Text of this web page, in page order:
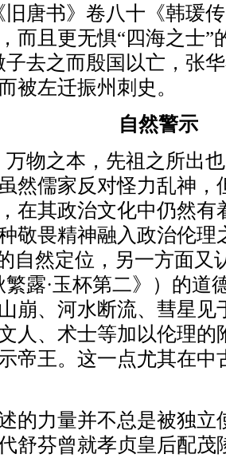
旧唐书》卷八十《韩瑗
而且更无惧“四海之士”
子去之而殷国以亡，张
被左迁振州刺史。
自然警示
之本，先祖之所出也
然儒家反对怪力乱神，
在其政治文化中仍然
敬畏精神融入政治伦理
自然定位，另一方面又
繁露·玉杯第二》）的道
崩、河水断流、彗星见
人、术士等加以伦理的
帝王。这一点尤其在中
力量并不总是被独立
舒芬曾就孝贞皇后配茂